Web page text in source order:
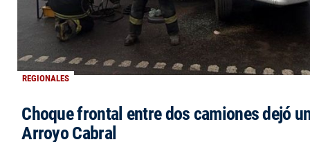
REGIONALES
Choque frontal entre dos camiones dejó
Arroyo Cabral